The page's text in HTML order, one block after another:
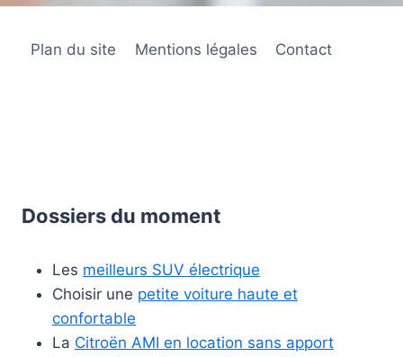
Plan du site Mentions légales Contact
Dossiers du moment
Les meilleurs SUV électrique
Choisir une petite voiture haute et
confortable
La Citroën AMI en location sans apport